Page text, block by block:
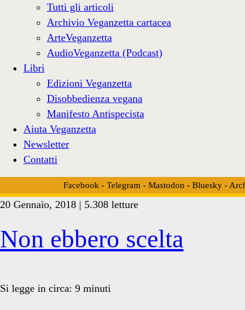
Tutti gli articoli
Archivio Veganzetta cartacea
ArteVeganzetta
AudioVeganzetta (Podcast)
Libri
Edizioni Veganzetta
Disobbedienza vegana
Manifesto Antispecista
Aiuta Veganzetta
Newsletter
Contatti
Facebook - Telegram - Mastodon - Bluesky-
20 Gennaio, 2018 | 5.308 letture
Non ebbero scelta
Si legge in circa: 9 minuti